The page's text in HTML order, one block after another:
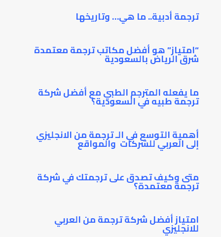
ترجمة أدبية.. ما هي… وتاريخها
“امتياز” هو أفضل مكاتب ترجمة معتمدة
شرق الرياض بالسعودية
ما يفعله المترجم الطبي مع أفضل شركة
ترجمة طبيه في السعودية؟
أهمية التوسع في الـ ترجمة من الانجليزي
إلى العربي للشركات والمواقع
متى وكيف تصدق على ترجمتك في شركة
ترجمة معتمدة؟
امتياز أفضل شركة ترجمة من العربي
للانجليزي